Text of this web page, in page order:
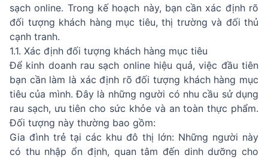
sạch online. Trong kế hoạch này, bạn cần xác định rõ
đối tượng khách hàng mục tiêu, thị trường và đối thủ
cạnh tranh.
1.1. Xác định đối tượng khách hàng mục tiêu
Để kinh doanh rau sạch online hiệu quả, việc đầu tiên
bạn cần làm là xác định rõ đối tượng khách hàng mục
tiêu của mình. Đây là những người có nhu cầu sử dụng
rau sạch, ưu tiên cho sức khỏe và an toàn thực phẩm.
Đối tượng này thường bao gồm:
Gia đình trẻ tại các khu đô thị lớn: Những người này
có thu nhập ổn định, quan tâm đến dinh dưỡng cho